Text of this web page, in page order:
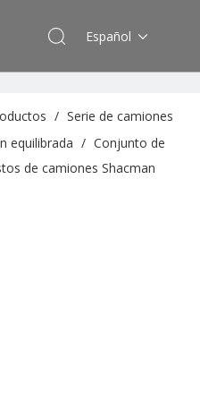
Español
/ Serie de camiones
equilibrada / Conjunto de
de camiones Shacman